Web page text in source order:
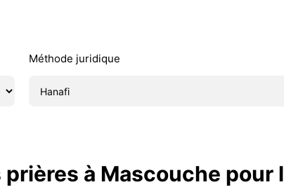
Méthode juridique
à Mascouche pour